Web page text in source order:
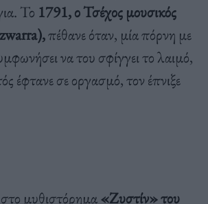
Το 1791, ο Τσέχος μουσικός
πέθανε όταν, μία πόρνη με
να του σφίγγει το λαιμό,
έφτανε σε οργασμό, τον έπνιξε
στο μυθιστόρημα«Ζυστίν» του